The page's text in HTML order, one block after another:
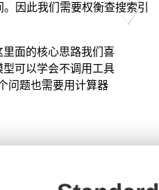
因此我们需要权衡查搜索引
面的核心思路我们喜
可以学会不调用工具
问题也需要用计算器